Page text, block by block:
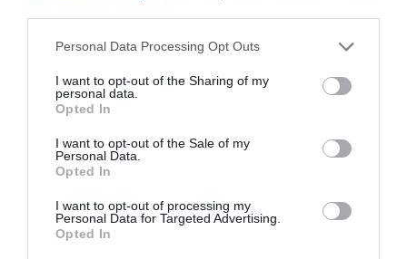
Personal Data Processing Opt Outs
I want to opt-out of the Sharing of my
personal data.
Opted In
I want to opt-out of the Sale of my
Personal Data.
Opted In
I want to opt-out of processing my
Personal Data for Targeted Advertising.
Opted In
Añadir2Playbookcomo fuente preferida de Google
Mantente informado con las últimas noticias de actualidad.
ACTIVAR AHORA
Compartir